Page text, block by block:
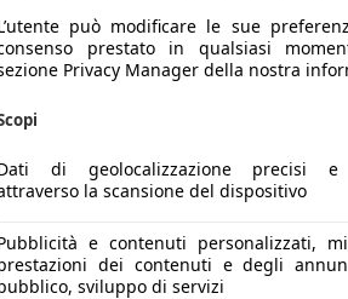
può modificare le sue
prestato in qualsiasi
Privacy Manager della nostra
di geolocalizzazione precisi e
la scansione del dispositivo
e contenuti personalizzati,
dei contenuti e degli
sviluppo di servizi